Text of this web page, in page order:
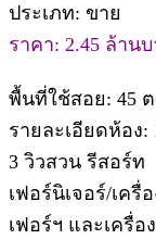
ประเภท: ขาย
ราคา: 2.45 ล้าน
พื้นที่ใช้สอย: 45
รายละเอียดห้อง
3 วิวสวน รีสอร์ท
เฟอร์นิเจอร์/เค
เฟอร์ฯ และเครื่